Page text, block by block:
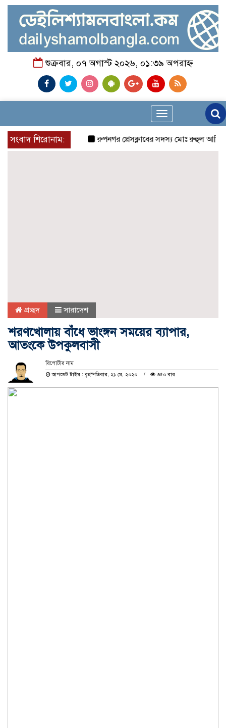
শুক্রবার, ০৭ অগাস্ট ২০২৬, ০১:৩৯ অপরাহ্ন
Toggle
navigation
সংবাদ শিরোনাম:
রুপনগর প্রেসক্লাবের সদস্য মোঃ রুহুল আমিন এর
প্রচ্ছদ সারাদেশ
শরণখোলায় বাঁধে ভাংঙ্গন সময়ের ব্যাপার,
আতংকে উপকুলবাসী
রিপোর্টার নাম
আপডেট টাইম : বৃহস্পতিবার, ২১ মে, ২০২০
৩৫০ বার